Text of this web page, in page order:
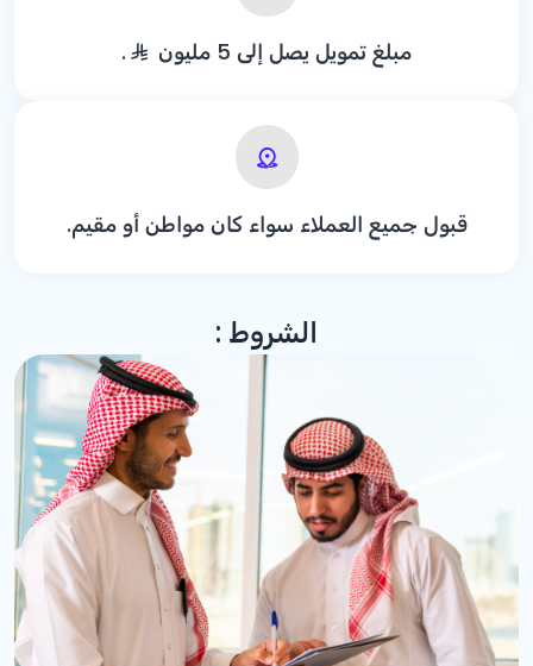
مبلغ تمويل يصل إلى 5 مليون .
قبول جميع العملاء سواء كان مواطن أو مقيم.
الشروط :